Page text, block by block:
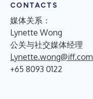
CONTACTS
媒体关系：
Lynette Wong
公关与社交媒体经理
Lynette.wong@iff.com
+65 8093 0122